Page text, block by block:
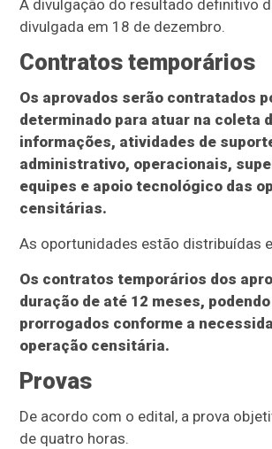
A divulgação do resultado definitivo
divulgada em 18 de dezembro.
Contratos temporários
Os aprovados serão contratados
determinado para atuar na coleta
informações, atividades de
administrativo, operacionais,
equipes e apoio tecnológico das
censitárias.
As oportunidades estão distribuídas
Os contratos temporários dos
duração de até 12 meses,
prorrogados conforme a
operação censitária.
Provas
De acordo com o edital, a prova
de quatro horas.